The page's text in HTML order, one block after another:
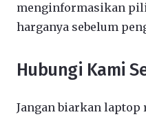
menginformasikan
harganya sebelum
Hubungi Kami
Jangan biarkan laptop